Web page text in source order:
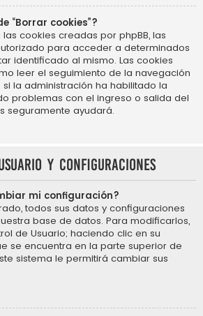
“Borrar cookies”?
las cookies creadas por phpBB, las
para acceder a determinados
identificado al mismo. Las cookies
leer el seguimiento de la navegación
la administración ha habilitado la
problemas con el ingreso o salida del
seguramente ayudará.
y configuraciones
mi configuración?
todos sus datos y configuraciones
base de datos. Para modificarlos,
de Usuario; haciendo clic en su
se encuentra en la parte superior de
sistema le permitirá cambiar sus